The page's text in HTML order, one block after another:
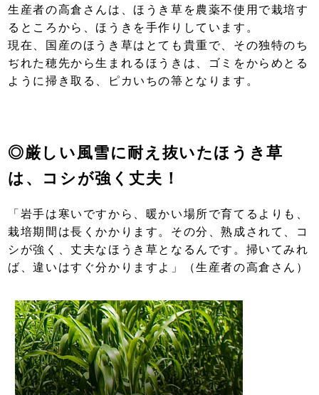
生産者の高倉さんは、ほうき草を農薬不使用で栽培す
るところから、ほうきを手作りしています。
現在、国産のほうき草はとても貴重で、その独特のち
ぢれた穂先から生まれるほうきは、ゴミをからめとる
ように掃き取る、ピカいちの箒となります。
◎厳しい風雪に耐え抜いたほうき草
は、コシが強く丈夫！
「岩手は寒いですから、暖かい場所で育てるよりも、
栽培期間は長くかかります。その分、熟成されて、コ
シが強く、丈夫なほうき草となるんです。掃いてみれ
ば、違いはすぐ分かりますよ」（生産者の高倉さん）